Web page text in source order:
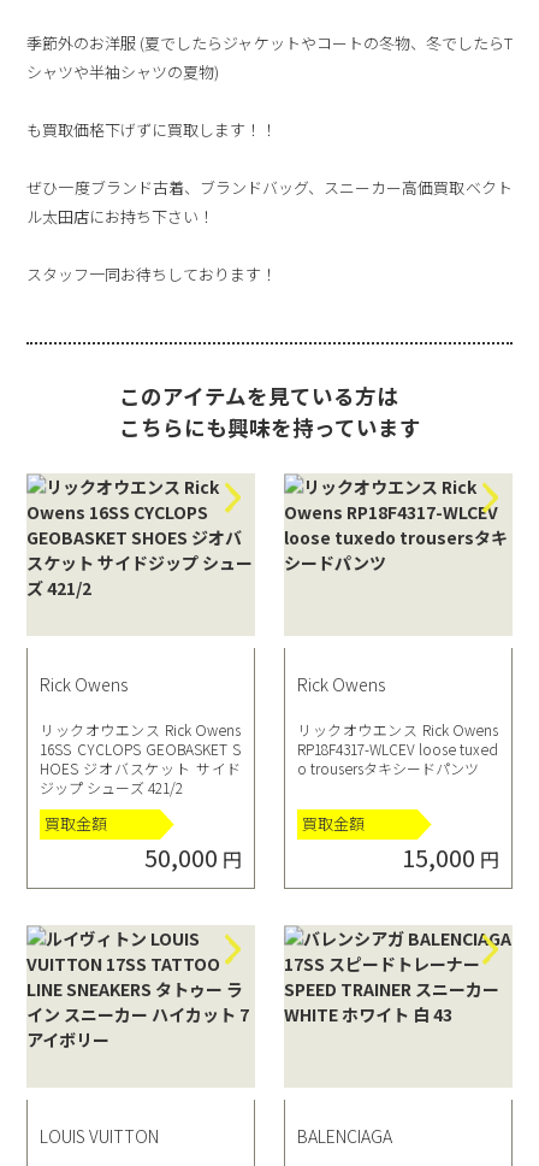
季節外のお洋服 (夏でしたらジャケットやコートの冬物、冬でしたらT
シャツや半袖シャツの夏物)
も買取価格下げずに買取します！！
ぜひ一度ブランド古着、ブランドバッグ、スニーカー高価買取ベクト
ル太田店にお持ち下さい！
スタッフ一同お待ちしております！
このアイテムを見ている方は
こちらにも興味を持っています
Rick Owens
リックオウエンス Rick Owens
16SS CYCLOPS GEOBASKET S
HOES ジオバスケット サイド
ジップ シューズ 421/2
買取金額
50,000 円
Rick Owens
リックオウエンス Rick Owens
RP18F4317-WLCEV loose tuxed
o trousersタキシードパンツ
買取金額
15,000 円
LOUIS VUITTON BALENCIAGA